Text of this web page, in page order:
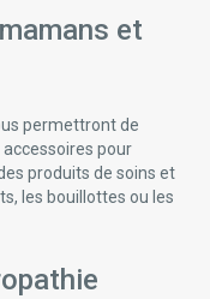
et
permettront de
pour
produits de soins et
les bouillottes ou les